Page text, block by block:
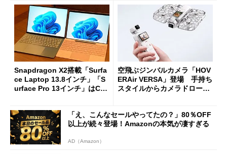
Snapdragon X2搭載「Surfa
ce Laptop 13.8インチ」「S
urface Pro 13インチ」はCop
た
空飛ぶジンバルカメラ「HOV
ERAir VERSA」登場 手持ち
スタイルからカメラドローン
「え、こんなセールやってたの？」80％OFF
以上が続々登場！Amazonの本気が凄すぎる
AD（Amazon）